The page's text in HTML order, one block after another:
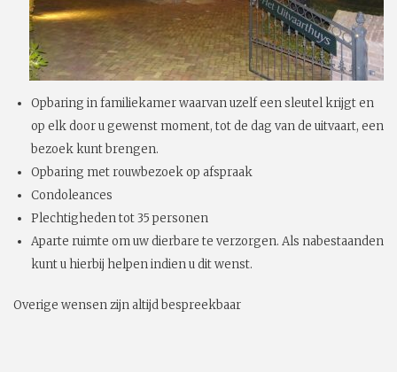
Opbaring in familiekamer waarvan uzelf een sleutel krijgt en
op elk door u gewenst moment, tot de dag van de uitvaart, een
bezoek kunt brengen.
Opbaring met rouwbezoek op afspraak
Condoleances
Plechtigheden tot 35 personen
Aparte ruimte om uw dierbare te verzorgen. Als nabestaanden
kunt u hierbij helpen indien u dit wenst.
Overige wensen zijn altijd bespreekbaar